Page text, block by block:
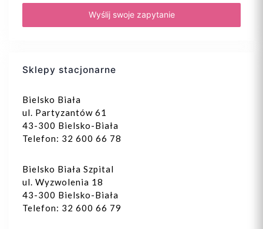
Sklepy stacjonarne
Bielsko Biała
ul. Partyzantów 61
43-300 Bielsko-Biała
Telefon: 32 600 66 78
Bielsko Biała Szpital
ul. Wyzwolenia 18
43-300 Bielsko-Biała
Telefon: 32 600 66 79